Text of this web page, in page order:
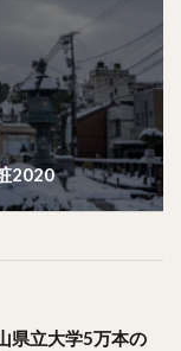
2020
県立大学5万本の